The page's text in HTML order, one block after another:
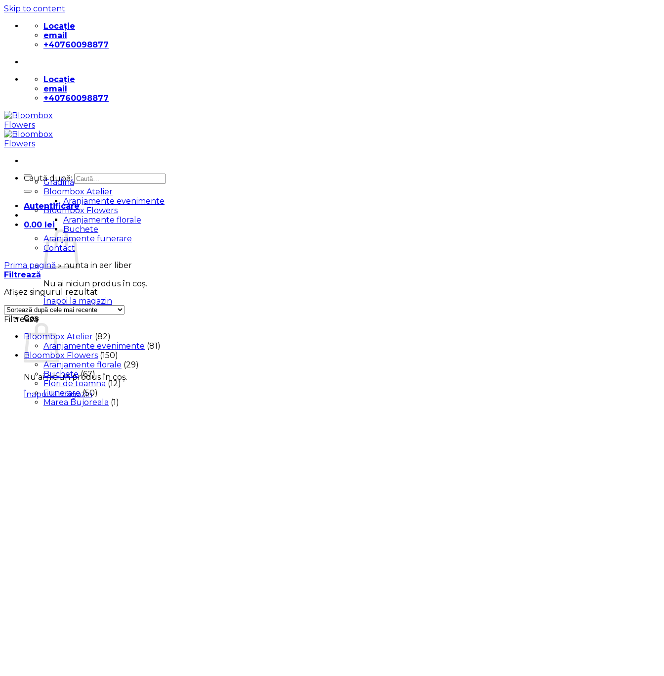
Skip to content
Locație
email
+40760098877
Locație
email
+40760098877
Caută după:
Autentificare
0.00 lei
Nu ai niciun produs în coș.
Înapoi la magazin
Coș
Nu ai niciun produs în coș.
Înapoi la magazin
Gradină
Bloombox Atelier
Aranjamente evenimente
Bloombox Flowers
Aranjamente florale
Buchete
Aranjamente funerare
Contact
Prima pagină » nunta in aer liber
Filtrează
Afișez singurul rezultat
Filtrează
Bloombox Atelier (82)
Aranjamente evenimente (81)
Bloombox Flowers (150)
Aranjamente florale (29)
Buchete (67)
Flori de toamna (12)
Funerare (50)
Marea Bujoreala (1)